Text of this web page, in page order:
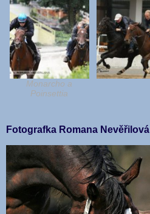
Monarcho a
Poinsettia
Fotografka Romana Nevěřilová